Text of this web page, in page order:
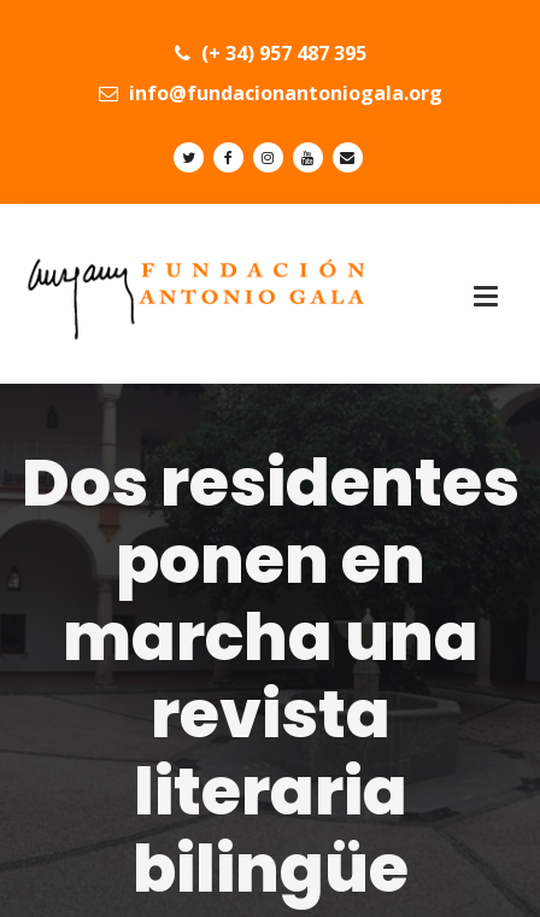
(+ 34) 957 487 395
info@fundacionantoniogala.org
Dos residentes
ponen en
marcha una
revista
literaria
bilingüe